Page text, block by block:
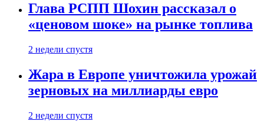
Глава РСПП Шохин рассказал о
«ценовом шоке» на рынке топлива
2 недели спустя
Жара в Европе уничтожила урожай
зерновых на миллиарды евро
2 недели спустя